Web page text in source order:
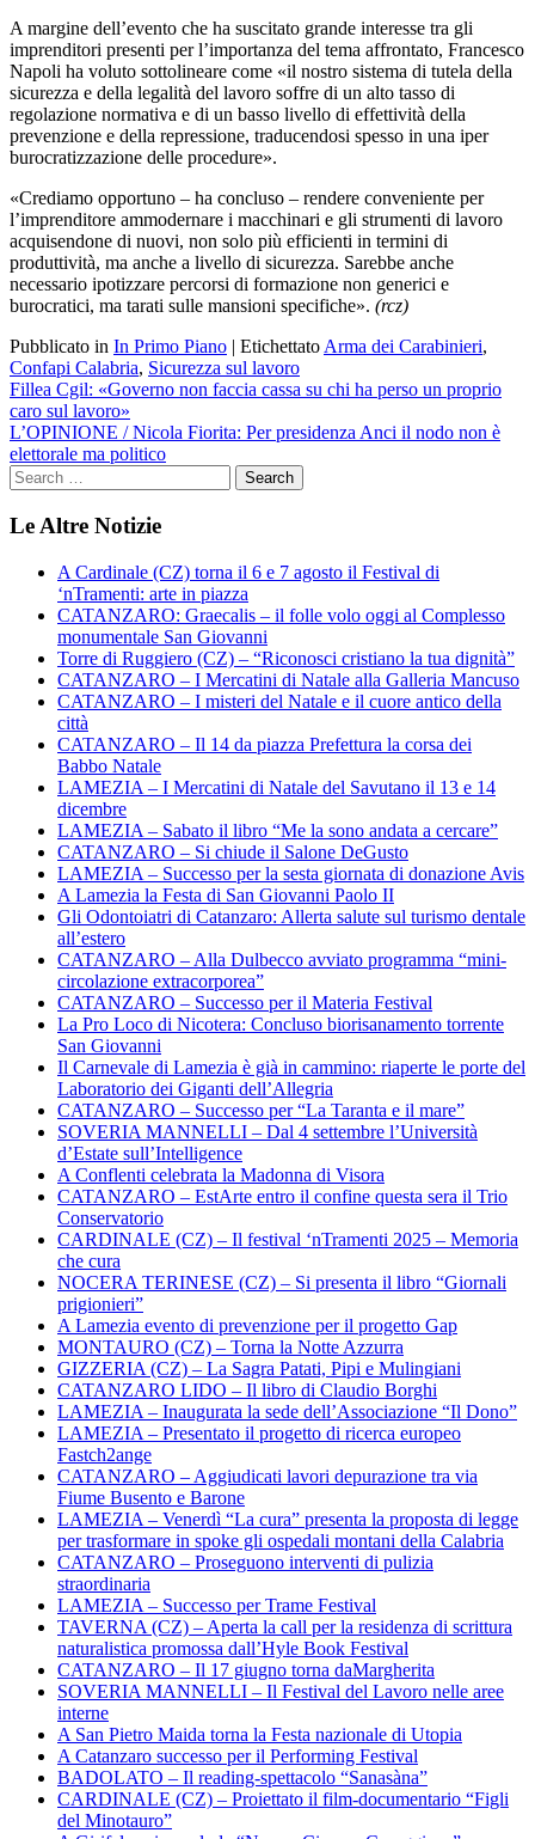
A margine dell’evento che ha suscitato grande interesse tra gli
imprenditori presenti per l’importanza del tema affrontato, Francesco
Napoli ha voluto sottolineare come «il nostro sistema di tutela della
sicurezza e della legalità del lavoro soffre di un alto tasso di
regolazione normativa e di un basso livello di effettività della
prevenzione e della repressione, traducendosi spesso in una iper
burocratizzazione delle procedure».
«Crediamo opportuno – ha concluso – rendere conveniente per
l’imprenditore ammodernare i macchinari e gli strumenti di lavoro
acquisendone di nuovi, non solo più efficienti in termini di
produttività, ma anche a livello di sicurezza. Sarebbe anche
necessario ipotizzare percorsi di formazione non generici e
burocratici, ma tarati sulle mansioni specifiche». (rcz)
Pubblicato in In Primo Piano | EtichettatoArma dei Carabinieri,
Confapi Calabria, Sicurezza sul lavoro
Navigazione
articoli
Fillea Cgil: «Governo non faccia cassa su chi ha perso un proprio
caro sul lavoro»
L’OPINIONE / Nicola Fiorita: Per presidenza Anci il nodo non è
elettorale ma politico
Le Altre Notizie
A Cardinale (CZ) torna il 6 e 7 agosto il Festival di
‘nTramenti: arte in piazza
CATANZARO: Graecalis – il folle volo oggi al Complesso
monumentale San Giovanni
Torre di Ruggiero (CZ) – “Riconosci cristiano la tua dignità”
CATANZARO – I Mercatini di Natale alla Galleria Mancuso
CATANZARO – I misteri del Natale e il cuore antico della
città
CATANZARO – Il 14 da piazza Prefettura la corsa dei
Babbo Natale
LAMEZIA – I Mercatini di Natale del Savutano il 13 e 14
dicembre
LAMEZIA – Sabato il libro “Me la sono andata a cercare”
CATANZARO – Si chiude il Salone DeGusto
LAMEZIA – Successo per la sesta giornata di donazione Avis
A Lamezia la Festa di San Giovanni Paolo II
Gli Odontoiatri di Catanzaro: Allerta salute sul turismo dentale
all’estero
CATANZARO – Alla Dulbecco avviato programma “mini-
circolazione extracorporea”
CATANZARO – Successo per il Materia Festival
La Pro Loco di Nicotera: Concluso biorisanamento torrente
San Giovanni
Il Carnevale di Lamezia è già in cammino: riaperte le porte del
Laboratorio dei Giganti dell’Allegria
CATANZARO – Successo per “La Taranta e il mare”
SOVERIA MANNELLI – Dal 4 settembre l’Università
d’Estate sull’Intelligence
A Conflenti celebrata la Madonna di Visora
CATANZARO – EstArte entro il confine questa sera il Trio
Conservatorio
CARDINALE (CZ) – Il festival ‘nTramenti 2025 – Memoria
che cura
NOCERA TERINESE (CZ) – Si presenta il libro “Giornali
prigionieri”
A Lamezia evento di prevenzione per il progetto Gap
MONTAURO (CZ) – Torna la Notte Azzurra
GIZZERIA (CZ) – La Sagra Patati, Pipi e Mulingiani
CATANZARO LIDO – Il libro di Claudio Borghi
LAMEZIA – Inaugurata la sede dell’Associazione “Il Dono”
LAMEZIA – Presentato il progetto di ricerca europeo
Fastch2ange
CATANZARO – Aggiudicati lavori depurazione tra via
Fiume Busento e Barone
LAMEZIA – Venerdì “La cura” presenta la proposta di legge
per trasformare in spoke gli ospedali montani della Calabria
CATANZARO – Proseguono interventi di pulizia
straordinaria
LAMEZIA – Successo per Trame Festival
TAVERNA (CZ) – Aperta la call per la residenza di scrittura
naturalistica promossa dall’Hyle Book Festival
CATANZARO – Il 17 giugno torna daMargherita
SOVERIA MANNELLI – Il Festival del Lavoro nelle aree
interne
A San Pietro Maida torna la Festa nazionale di Utopia
A Catanzaro successo per il Performing Festival
BADOLATO – Il reading-spettacolo “Sanasàna”
CARDINALE (CZ) – Proiettato il film-documentario “Figli
del Minotauro”